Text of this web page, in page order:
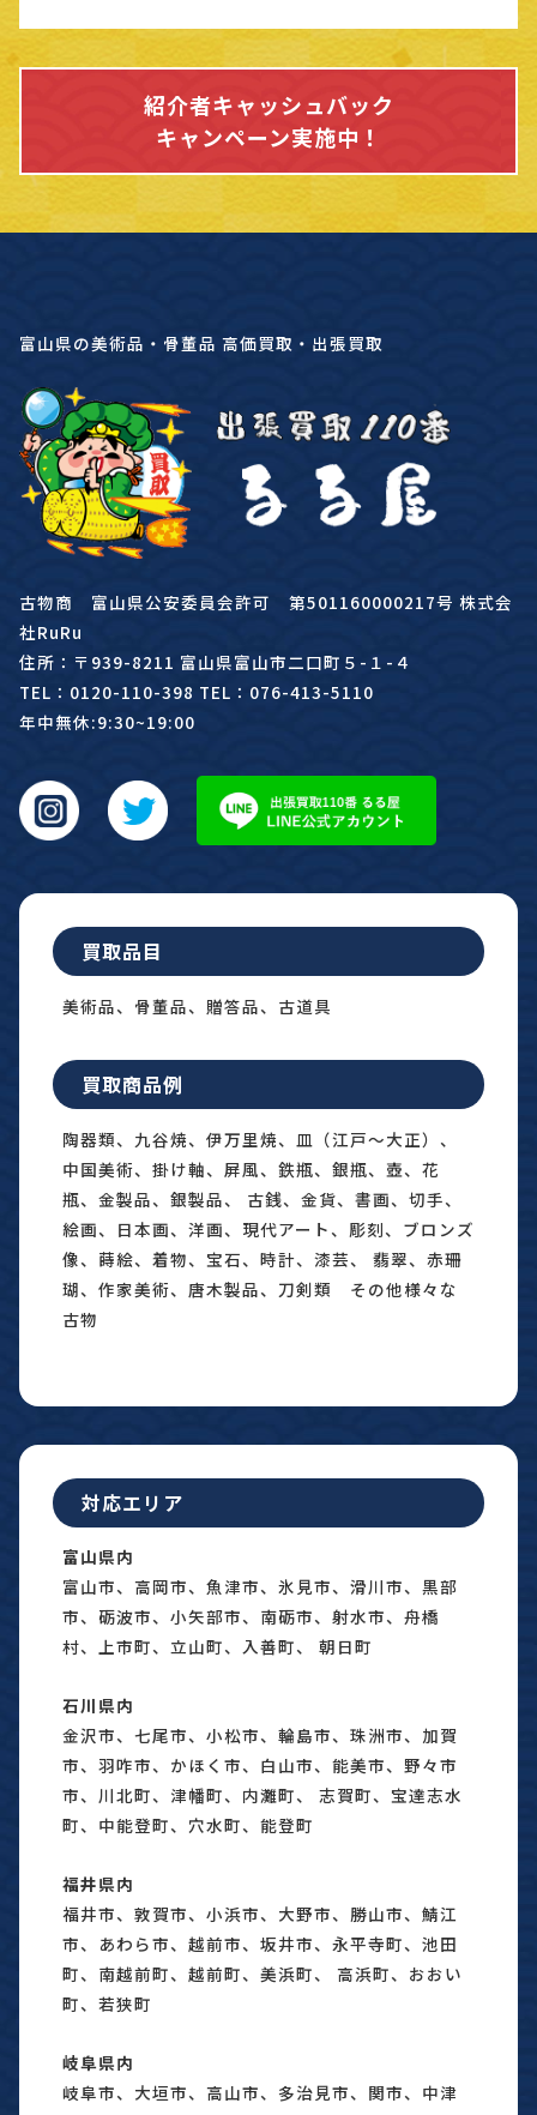
紹介者キャッシュバック
キャンペーン実施中！
富山県の美術品・骨董品 高価買取・出張買取
古物商 富山県公安委員会許可 第501160000217号 株式会
社RuRu
住所：〒939-8211 富山県富山市二口町５-１-４
TEL：0120-110-398 TEL：076-413-5110
年中無休:9:30~19:00
買取品目
美術品、骨董品、贈答品、古道具
買取商品例
陶器類、九谷焼、伊万里焼、皿（江戸〜大正）、
中国美術、掛け軸、屏風、鉄瓶、銀瓶、壺、花
瓶、金製品、銀製品、 古銭、金貨、書画、切手、
絵画、日本画、洋画、現代アート、彫刻、ブロンズ
像、蒔絵、着物、宝石、時計、漆芸、 翡翠、赤珊
瑚、作家美術、唐木製品、刀剣類 その他様々な
古物
対応エリア
富山県内
富山市、高岡市、魚津市、氷見市、滑川市、黒部
市、砺波市、小矢部市、南砺市、射水市、舟橋
村、上市町、立山町、入善町、 朝日町
石川県内
金沢市、七尾市、小松市、輪島市、珠洲市、加賀
市、羽咋市、かほく市、白山市、能美市、野々市
市、川北町、津幡町、内灘町、 志賀町、宝達志水
町、中能登町、穴水町、能登町
福井県内
福井市、敦賀市、小浜市、大野市、勝山市、鯖江
市、あわら市、越前市、坂井市、永平寺町、池田
町、南越前町、越前町、美浜町、 高浜町、おおい
町、若狭町
岐阜県内
岐阜市、大垣市、高山市、多治見市、関市、中津